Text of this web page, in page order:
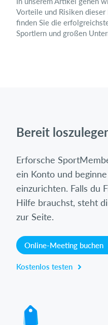
Vorteile und Risiken dieser
finden Sie die
Sportlern und großen
Bereit
Erforsche
ein Konto und
einzurichten. Falls du
Hilfe brauchst, steht
zur Seite.
Online-Meeting buchen
Kostenlos testen